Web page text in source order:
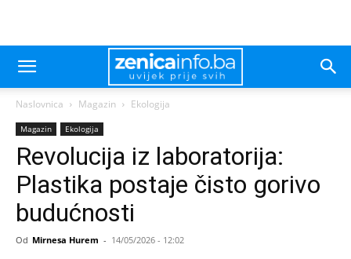
Naslovnica Magazin Ekologija
Magazin Ekologija
Revolucija iz laboratorija:
Plastika postaje čisto gorivo
budućnosti
Od Mirnesa Hurem - 14/05/2026 - 12:02